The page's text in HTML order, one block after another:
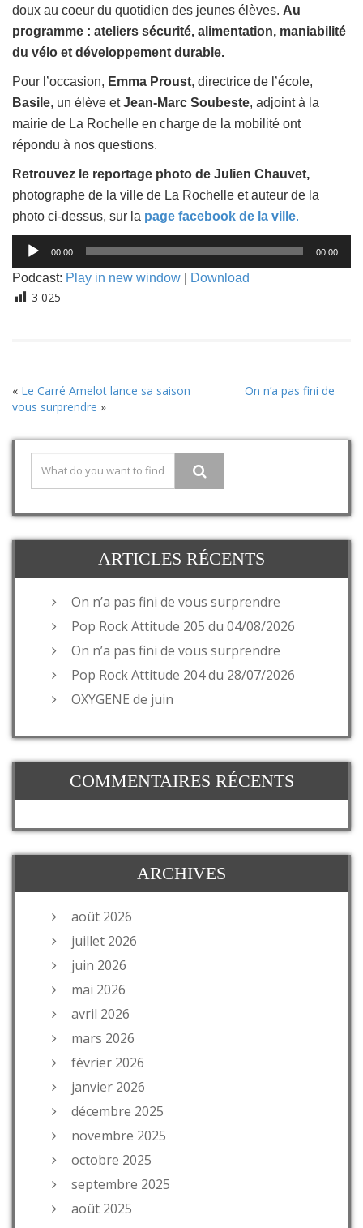
doux au coeur du quotidien des jeunes élèves. Au
programme : ateliers sécurité, alimentation, maniabilité
du vélo et développement durable.
Pour l’occasion, Emma Proust, directrice de l’école,
Basile, un élève etJean-Marc Soubeste, adjoint à la
mairie de La Rochelle en charge de la mobilité ont
répondu à nos questions.
Retrouvez le reportage photo de Julien Chauvet,
photographe de la ville de La Rochelle et auteur de la
photo ci-dessus, sur la page facebook de la ville.
Lecteur
audio
00:00 00:00
Podcast: Play in new window Download
3 025
« Le Carré Amelot lance sa saison
On n’a pas fini de
vous surprendre »
ARTICLES RÉCENTS
On n’a pas fini de vous surprendre
Pop Rock Attitude 205 du 04/08/2026
On n’a pas fini de vous surprendre
Pop Rock Attitude 204 du 28/07/2026
OXYGENE de juin
COMMENTAIRES RÉCENTS
ARCHIVES
août 2026
juillet 2026
juin 2026
mai 2026
avril 2026
mars 2026
février 2026
janvier 2026
décembre 2025
novembre 2025
octobre 2025
septembre 2025
août 2025